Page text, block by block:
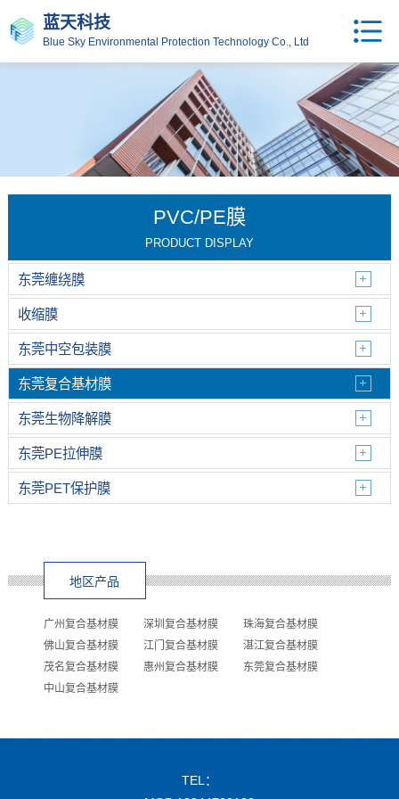
蓝天科技
Blue Sky Environmental Protection Technology Co., Ltd
PVC/PE膜
PRODUCT DISPLAY
东莞缠绕膜
收缩膜
东莞中空包装膜
东莞复合基材膜
东莞生物降解膜
东莞PE拉伸膜
东莞PET保护膜
地区产品
广州复合基材膜 深圳复合基材膜
珠海复合基材膜
佛山复合基材膜
江门复合基材膜
湛江复合基材膜
茂名复合基材膜
惠州复合基材膜
东莞复合基材膜
中山复合基材膜
TEL：